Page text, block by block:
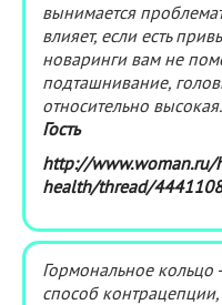
вынимается
влияет, если есть
новаринги вам не
подташнивание,
относительно высокая.
Гость
http://www.woman.ru/
health/thread/
Гормональное кольцо
способ